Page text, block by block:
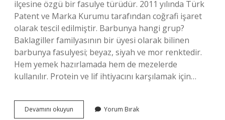
ilçesine özgü bir fasulye türüdür. 2011 yılında Türk
Patent ve Marka Kurumu tarafından coğrafi işaret
olarak tescil edilmiştir. Barbunya hangi grup?
Baklagiller familyasının bir üyesi olarak bilinen
barbunya fasulyesi; beyaz, siyah ve mor renktedir.
Hem yemek hazırlamada hem de mezelerde
kullanılır. Protein ve lif ihtiyacını karşılamak için…
Devamını okuyun Barbunya
Ile
Yorum Bırak